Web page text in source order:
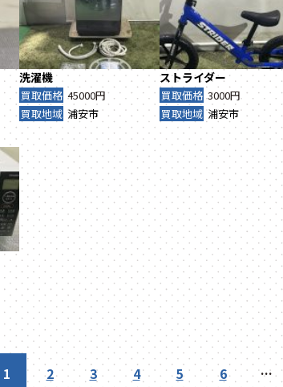
洗濯機
買取価格 45000円
買取地域 浦安市
ストライダー
買取価格 3000円
買取地域 浦安市
1 2 3 4 5 6 …